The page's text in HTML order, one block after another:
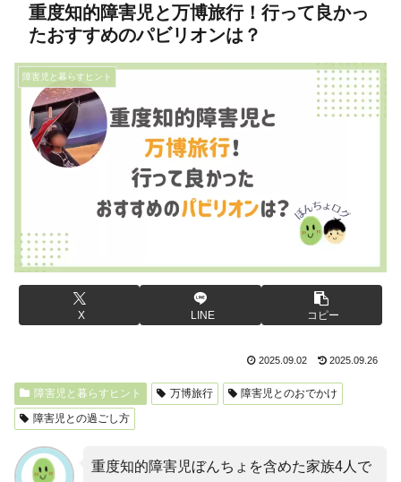
重度知的障害児と万博旅行！行って良かっ
たおすすめのパビリオンは？
障害児と暮らすヒント
X LINE コピー
2025.09.02 2025.09.26
障害児と暮らすヒント 万博旅行
障害児とのおでかけ
障害児との過ごし方
重度知的障害児ぼんちょを含めた家族4人で